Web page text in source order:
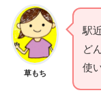
草もち
駅
ど
使